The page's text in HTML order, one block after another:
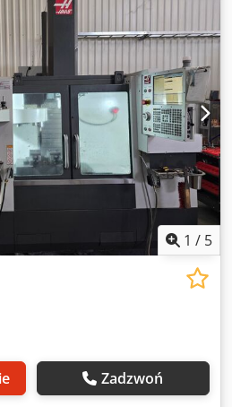
22,4 kW Uchwyt narzędzia:
30 szt. Waga maszyny
Rsrf Wymiary (dł. x szer. x wys.):
centrum obróbcze jako trzymak
- Spiralny transporter
z podwójnym ramieniem -
- Wewnętrzny dopływ
- Odciąg mgły olejowej
1 / 5
Zadzwoń